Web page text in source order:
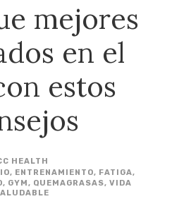
mejores
en el
estos
HEALTH
, ENTRENAMIENTO, FATIGA,
, GYM , QUEMAGRASAS, VIDA